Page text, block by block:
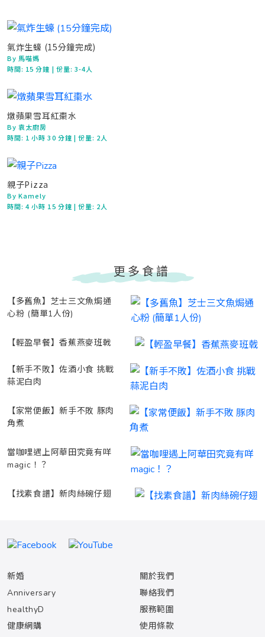
氣炸生蠔 (15分鐘完成)
By 馬喵媽
時間: 15 分鐘 | 份量: 3-4人
燉蘋果雪耳紅棗水
By 袁太廚房
時間: 1 小時 30 分鐘 | 份量: 2人
親子Pizza
By Kamely
時間:4 小時 15 分鐘 | 份量: 2人
更多食譜
【多舊魚】芝士三文魚焗通
心粉 (簡單1人份)
【輕盈早餐】香蕉燕麥班戟
【新手不敗】佐酒小食 挑戰
蒜泥白肉
【家常便飯】新手不敗 豚肉
角煮
當咖哩遇上阿華田究竟有咩
magic！？
【找素食譜】新肉絲碗仔翅
新婚
Anniversary
healthyD
健康網購
關於我們
聯絡我們
服務範圍
使用條款